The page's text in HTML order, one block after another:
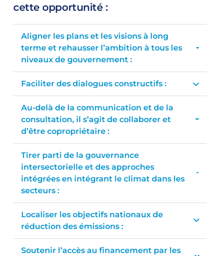
cette opportunité :
Aligner les plans et les visions à long
terme et rehausser l’ambition à tous les
niveaux de gouvernement :
Faciliter des dialogues constructifs :
Au-delà de la communication et de la
consultation, il s’agit de collaborer et
d’être copropriétaire :
Tirer parti de la gouvernance
intersectorielle et des approches
intégrées en intégrant le climat dans les
secteurs :
Localiser les objectifs nationaux de
réduction des émissions :
Soutenir l’accès au financement par les